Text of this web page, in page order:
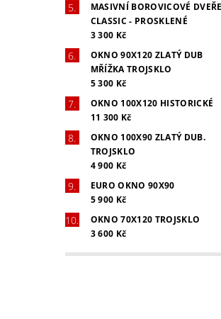
MASIVNÍ BOROVICOVÉ DVEŘE
CLASSIC - PROSKLENÉ
3 300 Kč
OKNO 90X120 ZLATÝ DUB
MŘÍŽKA TROJSKLO
5 300 Kč
OKNO 100X120 HISTORICKÉ
11 300 Kč
OKNO 100X90 ZLATÝ DUB.
TROJSKLO
4 900 Kč
EURO OKNO 90X90
5 900 Kč
OKNO 70X120 TROJSKLO
3 600 Kč